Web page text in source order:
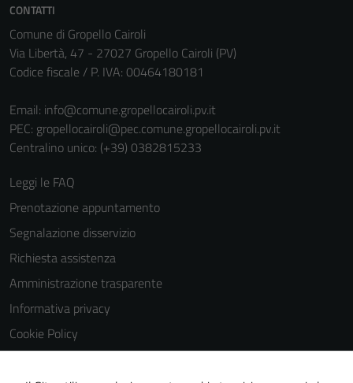
CONTATTI
Comune di Gropello Cairoli
Via Libertà, 47 - 27027 Gropello Cairoli (PV)
Codice fiscale / P. IVA: 00464180181
Email: info@comune.gropellocairoli.pv.it
PEC: gropellocairoli@pec.comune.gropellocairoli.pv.it
Centralino unico: (+39) 0382815233
Leggi le FAQ
Prenotazione appuntamento
Segnalazione disservizio
Richiesta assistenza
Amministrazione trasparente
Informativa privacy
Cookie Policy